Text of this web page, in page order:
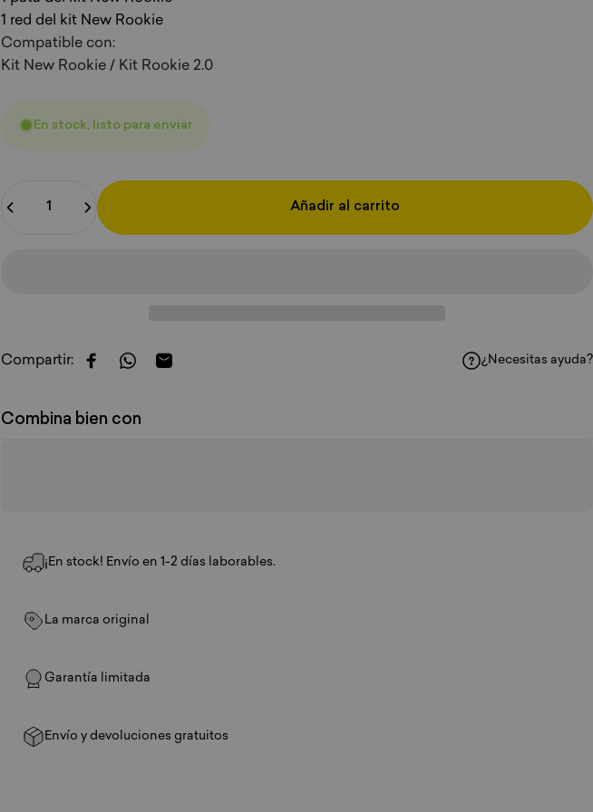
1 red del kit New Rookie
Compatible con:
Kit New Rookie / Kit Rookie 2.0
En stock, listo para enviar
Añadir al carrito
Compartir:
Compartir en Facebook
Compartir en WhatsApp
Compartir por correo electrónico
¿Necesitas ayuda?
Combina bien con
¡En stock! Envío en 1-2 días laborables.
La marca original
Garantía limitada
Envío y devoluciones gratuitos